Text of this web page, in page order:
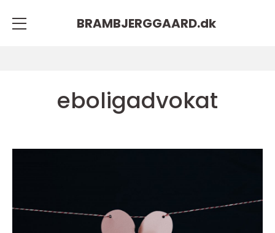
BRAMBJERGGAARD.dk
eboligadvokat